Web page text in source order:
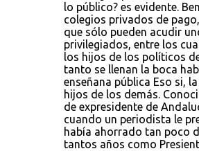
lo público? es evidente.
colegios privados de
que sólo pueden acudir
privilegiados, entre los
los hijos de los políticos
tanto se llenan la boca
enseñana pública Eso si,
hijos de los demás.
de expresidente de
cuando un periodista le
había ahorrado tan poco
tantos años como